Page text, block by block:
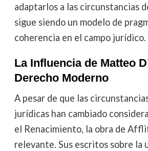
adaptarlos a las circunstancias
sigue siendo un modelo de
coherencia en el campo jurídico.
La Influencia de Matteo
Derecho Moderno
A pesar de que las
jurídicas han cambiado
el Renacimiento, la obra de
relevante. Sus escritos sobre la